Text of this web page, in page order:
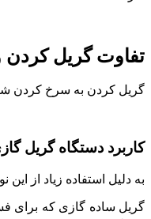
تفاوت گریل
گریل کردن به سرخ کردن
کاربرد دستگاه گریل
به دلیل استفاده زیاد از این
گریل ساده گازی که برای